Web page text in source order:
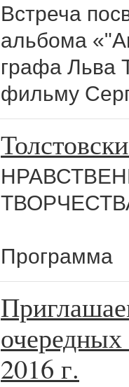
Встреча
альбома
графа Льва
фильму
Программа
очередных
2016 г.